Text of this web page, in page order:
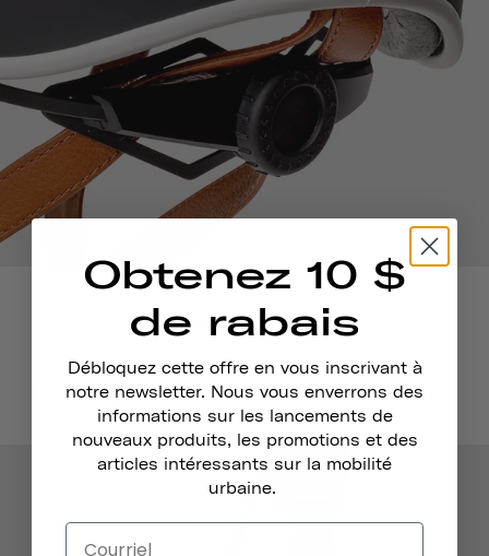
Système Dial Fit
Réglez-le pour qu'il soit bien ajusté. Grâce à notre système
d'ajustement facile, vous pouvez être sûr que votre casque de
skateboard est bien ajusté et sûr.
Obtenez 10 $
de rabais
Débloquez cette offre en vous inscrivant à
notre newsletter. Nous vous enverrons des
informations sur les lancements de
nouveaux produits, les promotions et des
articles intéressants sur la mobilité
urbaine.